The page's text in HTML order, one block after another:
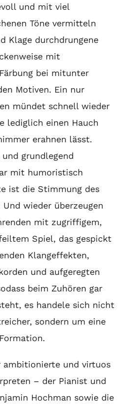
und mit viel
Töne vermitteln
Klage durchdrungene
mit
bei mitunter
Motiven. Ein nur
mündet schnell wieder
lediglich einen Hauch
erahnen lässt.
grundlegend
mit humoristisch
ist die Stimmung des
wieder überzeugen
mit zugriffigem,
Spiel, das gespickt
Klangeffekten,
und aufgeregten
beim Zuhören gar
es handele sich nicht
sondern um eine
ambitionierte und virtuos
– der Pianist und
Hochman sowie die